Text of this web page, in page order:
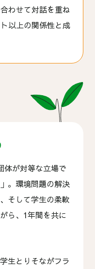
わせて対話を重ね
以上の関係性と成
体が対等な立場で
。環境問題の解決
そして学生の柔軟
ら、1年間を共に
生とりそながフラ